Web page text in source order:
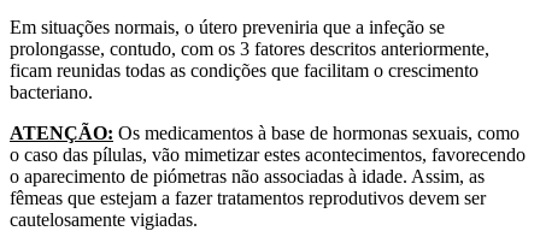
Em situações normais, o útero preveniria que a infeção se
prolongasse, contudo, com os 3 fatores descritos anteriormente,
ficam reunidas todas as condições que facilitam o crescimento
bacteriano.
ATENÇÃO: Os medicamentos à base de hormonas sexuais, como
o caso das pílulas, vão mimetizar estes acontecimentos, favorecendo
o aparecimento de piómetras não associadas à idade. Assim, as
fêmeas que estejam a fazer tratamentos reprodutivos devem ser
cautelosamente vigiadas.